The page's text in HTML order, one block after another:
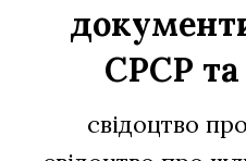
СРСР та
свідоцтво